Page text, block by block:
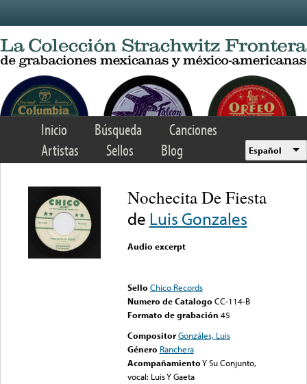
Inicio Búsqueda
Canciones
Artistas
Sellos Blog Español
Nochecita De Fiesta
de Luis Gonzales
Audio excerpt
Sello Chico Records
Numero de Catalogo CC-114-B
Formato de grabación 45
Compositor Gonzáles, Luis
Género Ranchera
AcompañamientoY Su Conjunto,
vocal: Luis Y Gaeta